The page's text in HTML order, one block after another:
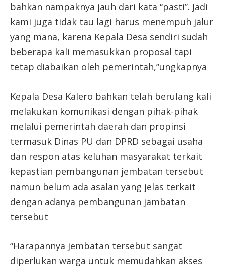
bahkan nampaknya jauh dari kata “pasti”. Jadi
kami juga tidak tau lagi harus menempuh jalur
yang mana, karena Kepala Desa sendiri sudah
beberapa kali memasukkan proposal tapi
tetap diabaikan oleh pemerintah,”ungkapnya
Kepala Desa Kalero bahkan telah berulang kali
melakukan komunikasi dengan pihak-pihak
melalui pemerintah daerah dan propinsi
termasuk Dinas PU dan DPRD sebagai usaha
dan respon atas keluhan masyarakat terkait
kepastian pembangunan jembatan tersebut
namun belum ada asalan yang jelas terkait
dengan adanya pembangunan jambatan
tersebut
“Harapannya jembatan tersebut sangat
diperlukan warga untuk memudahkan akses